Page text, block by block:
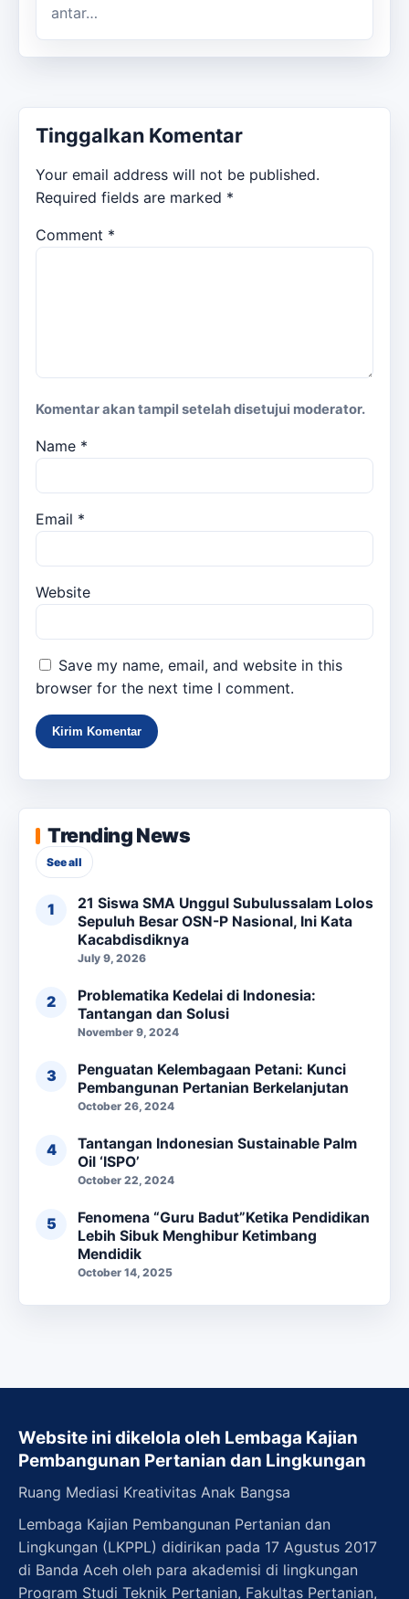
antar…
Tinggalkan Komentar
Your email address will not be published.
Required fields are marked *
Comment *
Komentar akan tampil setelah disetujui moderator.
Name *
Email *
Website
Save my name, email, and website in this
browser for the next time I comment.
Trending News
See all
21 Siswa SMA Unggul Subulussalam Lolos
Sepuluh Besar OSN-P Nasional, Ini Kata
Kacabdisdiknya
July 9, 2026
Problematika Kedelai di Indonesia:
Tantangan dan Solusi
November 9, 2024
Penguatan Kelembagaan Petani: Kunci
Pembangunan Pertanian Berkelanjutan
October 26, 2024
Tantangan Indonesian Sustainable Palm
Oil ‘ISPO’
October 22, 2024
Fenomena “Guru Badut”Ketika Pendidikan
Lebih Sibuk Menghibur Ketimbang
Mendidik
October 14, 2025
Website ini dikelola oleh Lembaga Kajian
Pembangunan Pertanian dan Lingkungan
Ruang Mediasi Kreativitas Anak Bangsa
Lembaga Kajian Pembangunan Pertanian dan
Lingkungan (LKPPL) didirikan pada 17 Agustus 2017
di Banda Aceh oleh para akademisi di lingkungan
Program Studi Teknik Pertanian, Fakultas Pertanian,